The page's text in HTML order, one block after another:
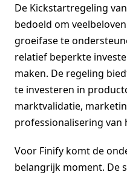
De Kickstartregeling
bedoeld om
groeifase te
relatief beperkte
maken. De regeling
te investeren in
marktvalidatie,
professionalisering van
Voor Finify komt de
belangrijk moment. De